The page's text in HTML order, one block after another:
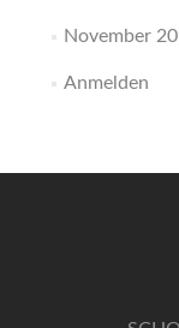
November
Anmelden